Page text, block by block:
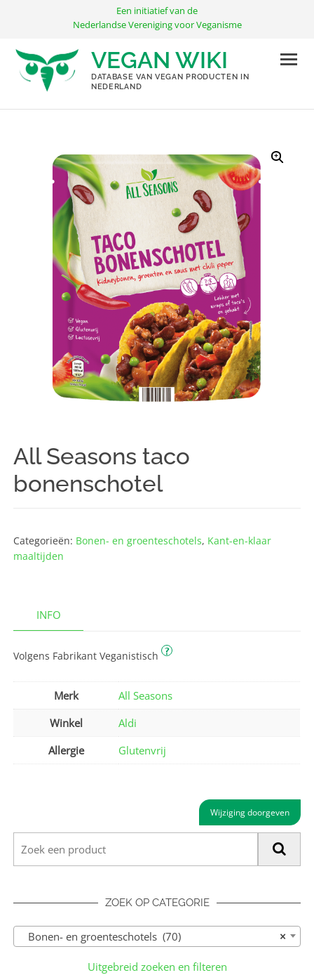
inhoud
Een initiatief van de
Nederlandse Vereniging voor Veganisme
VEGAN WIKI
DATABASE VAN VEGAN PRODUCTEN IN
NEDERLAND
All Seasons taco
bonenschotel
Categorieën: Bonen- en groenteschotels, Kant-en-klaar
maaltijden
INFO
Volgens Fabrikant Veganistisch ?
Merk
All Seasons
Winkel
Aldi
Allergie
Glutenvrij
Wijziging doorgeven
ZOEK OP CATEGORIE
×
Bonen- en groenteschotels (70)
Uitgebreid zoeken en filteren